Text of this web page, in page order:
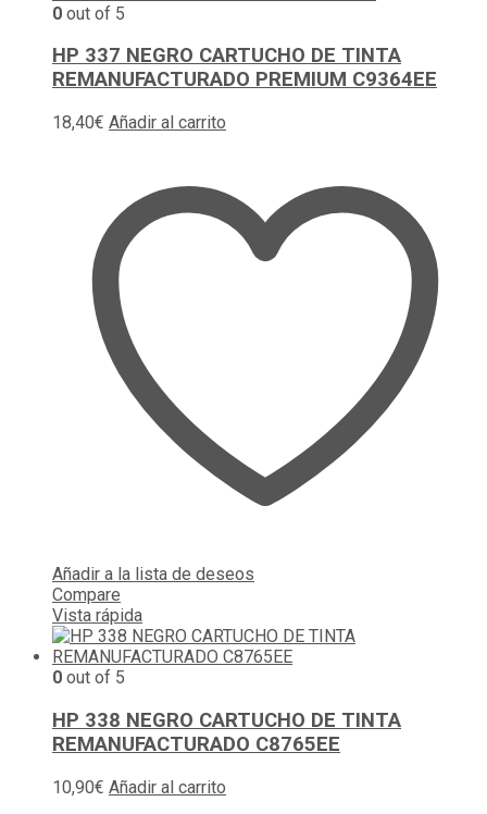
0 out of 5
HP 337 NEGRO CARTUCHO DE TINTA
REMANUFACTURADO PREMIUM C9364EE
18,40€ Añadir al carrito
Añadir a la lista de deseos
Compare
Vista rápida
0 out of 5
HP 338 NEGRO CARTUCHO DE TINTA
REMANUFACTURADO C8765EE
10,90€ Añadir al carrito